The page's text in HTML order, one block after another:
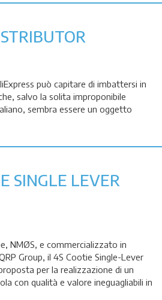
può capitare di imbattersi in
salvo la solita improponibile
sembra essere un oggetto
SINGLE LEVER
NMØS, e commercializzato in
Group, il 4S Cootie Single-Lever
per la realizzazione di un
con qualità e valore ineguagliabili in